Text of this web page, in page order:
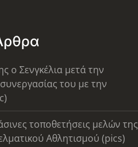
ο Σενγκέλια μετά την
του με την
τοποθετήσεις μελών της
Αθλητισμού (pics)